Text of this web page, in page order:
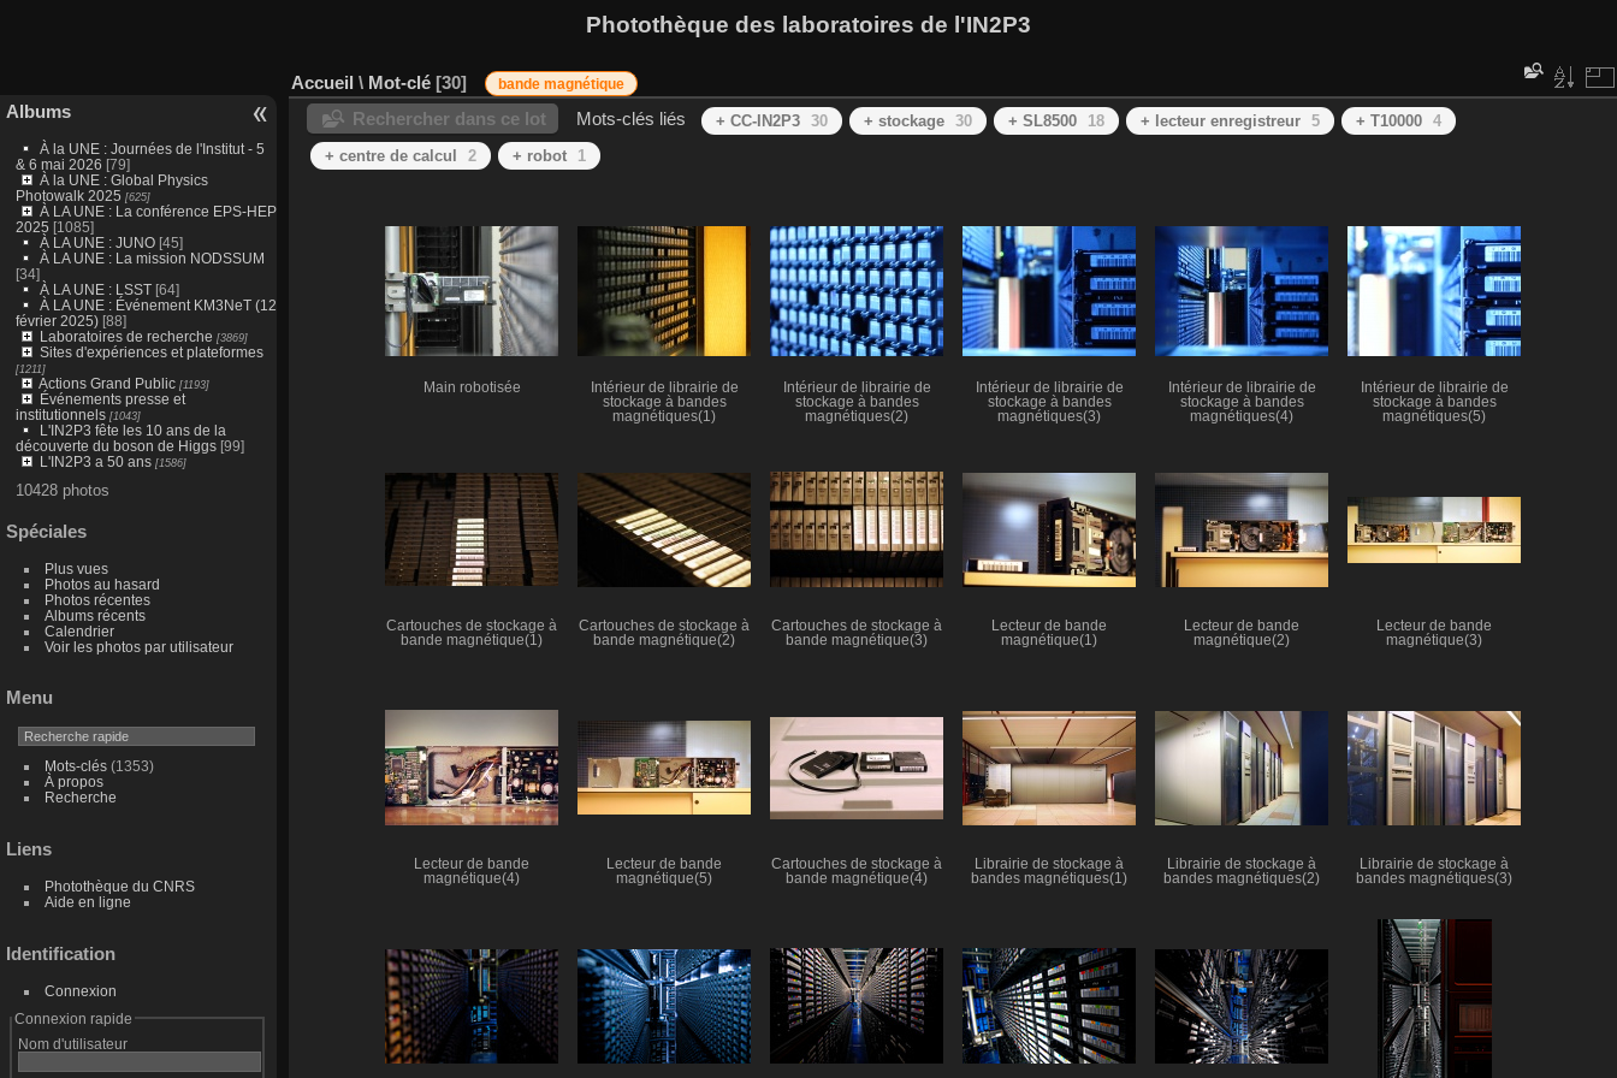
Photothèque des laboratoires de l'IN2P3
Albums
À la UNE : Journées de l'Institut - 5
& 6 mai 2026 [79]
À la UNE : Global Physics
Photowalk 2025 [625]
À LA UNE : La conférence EPS-HEP
2025 [1085]
À LA UNE : JUNO [45]
À LA UNE : La mission NODSSUM
[34]
À LA UNE : LSST[64]
À LA UNE : Événement KM3NeT (12
février 2025)[88]
Laboratoires de recherche [3869]
Sites d'expériences et plateformes
[1211]
Actions Grand Public[1193]
Événements presse et
institutionnels[1043]
L'IN2P3 fête les 10 ans de la
découverte du boson de Higgs[99]
L'IN2P3 a 50 ans[1586]
10428 photos
Spéciales
Plus vues
Photos au hasard
Photos récentes
Albums récents
Calendrier
Voir les photos par utilisateur
Menu
Mots-clés(1353)
À propos
Recherche
Liens
Photothèque du CNRS
Aide en ligne
Identification
Connexion
Connexion rapide
Nom d'utilisateur
Accueil \ Mot-clé 30 bande magnétique
Rechercher dans ce lot Mots-clés liés + CC-IN2P3 30 + stockage 30 + SL8500 18 + lecteur enregistreur 5 + T10000 4
+ centre de calcul
2 + robot 1
Main robotisée
Intérieur de librairie de
stockage à bandes
magnétiques(1)
Intérieur de librairie de
stockage à bandes
magnétiques(2)
Intérieur de librairie de
stockage à bandes
magnétiques(3)
Intérieur de librairie de
stockage à bandes
magnétiques(4)
Intérieur de librairie de
stockage à bandes
magnétiques(5)
Cartouches de stockage à
bande magnétique(1)
Cartouches de stockage à
bande magnétique(2)
Cartouches de stockage à
bande magnétique(3)
Lecteur de bande
magnétique(1)
Lecteur de bande
magnétique(2)
Lecteur de bande
magnétique(3)
Lecteur de bande
magnétique(4)
Lecteur de bande
magnétique(5)
Cartouches de stockage à
bande magnétique(4)
Librairie de stockage à
bandes magnétiques(1)
Librairie de stockage à
bandes magnétiques(2)
Librairie de stockage à
bandes magnétiques(3)